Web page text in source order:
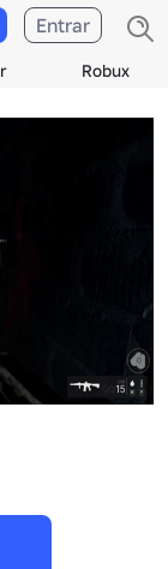
Robux
Entrar